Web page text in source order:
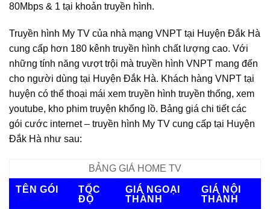
80Mbps & 1 tại khoản truyền hình.
Truyền hình My TV của nhà mạng VNPT tại Huyện Đắk Hà
cung cấp hơn 180 kênh truyền hình chất lượng cao. Với
những tính năng vượt trội mà truyền hình VNPT mang đến
cho người dùng tại Huyện Đắk Hà. Khách hàng VNPT tại
huyện có thể thoại mái xem truyền hình truyền thống, xem
youtube, kho phim truyện khổng lồ. Bảng giá chi tiết các
gói cước internet – truyền hình My TV cung cấp tại Huyện
Đắk Hà như sau:
BẢNG GIÁ HOME TV
TÊN GÓI
TỐC
ĐỘ
GIÁ NGOẠI
THÀNH
GIÁ NỘI
THÀNH